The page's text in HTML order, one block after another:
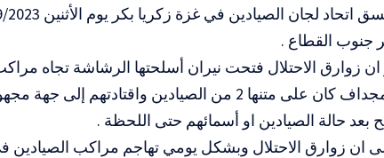
جنوب القطاع .
زوارق الاحتلال فتحت نيران أسلحتها الرشاشة تجاه
متنها 2 من الصيادين واقتادتهم إلى جهة مجهولة.
بعد حالة الصيادين او أسمائهم حتى اللحظة .
ان زوارق الاحتلال وبشكل يومي تهاجم مراكب